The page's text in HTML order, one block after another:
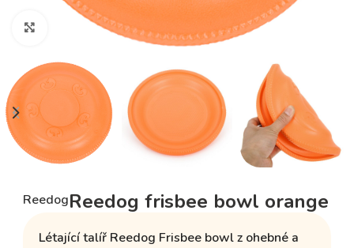
Klikněte pro zvětšení
ReedogReedog frisbee bowl orange
Létající talíř Reedog Frisbee bowl z ohebné a